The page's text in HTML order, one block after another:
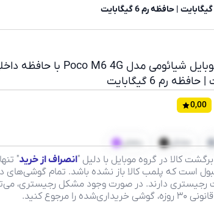
رم 6 گیگابایت
0,00
مشکی بنفش
کالا در گروه موبایل با دلیل "انصراف از خرید"
است که پلمب کالا باز نشده باشد. تمام گوشی‌های
رجیستری دارند. در صورت وجود مشکل رجیستری،
را مرجوع کنید.